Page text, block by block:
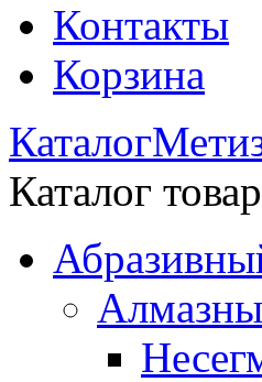
Контакты
Корзина
Каталог
Каталог